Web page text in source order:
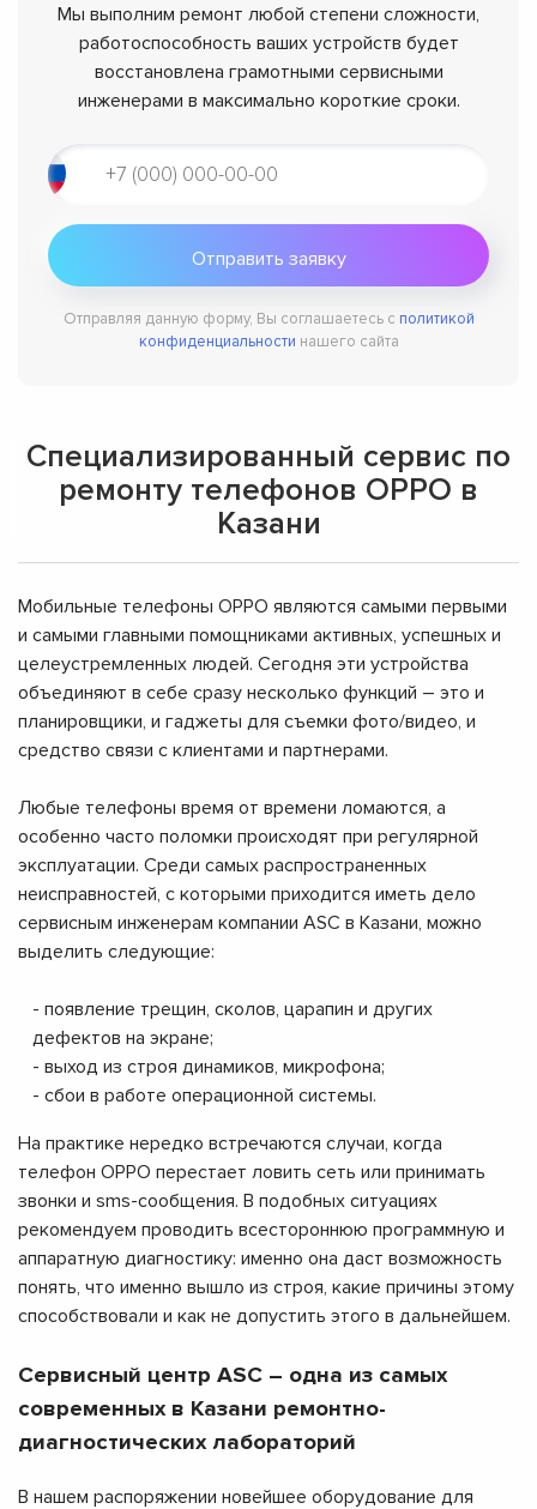
Мы выполним ремонт любой степени сложности,
работоспособность ваших устройств будет
восстановлена грамотными сервисными
инженерами в максимально короткие сроки.
Отправляя данную форму, Вы соглашаетесь с политикой
конфиденциальности нашего сайта
Специализированный сервис по
ремонту телефонов OPPO в
Казани
Мобильные телефоны OPPO являются самыми первыми
и самыми главными помощниками активных, успешных и
целеустремленных людей. Сегодня эти устройства
объединяют в себе сразу несколько функций – это и
планировщики, и гаджеты для съемки фото/видео, и
средство связи с клиентами и партнерами.
Любые телефоны время от времени ломаются, а
особенно часто поломки происходят при регулярной
эксплуатации. Среди самых распространенных
неисправностей, с которыми приходится иметь дело
сервисным инженерам компании ASC в Казани, можно
выделить следующие:
- появление трещин, сколов, царапин и других
дефектов на экране;
- выход из строя динамиков, микрофона;
- сбои в работе операционной системы.
На практике нередко встречаются случаи, когда
телефон OPPO перестает ловить сеть или принимать
звонки и sms-сообщения. В подобных ситуациях
рекомендуем проводить всестороннюю программную и
аппаратную диагностику: именно она даст возможность
понять, что именно вышло из строя, какие причины этому
способствовали и как не допустить этого в дальнейшем.
Сервисный центр ASC – одна из самых
современных в Казани ремонтно-
диагностических лабораторий
В нашем распоряжении новейшее оборудование для